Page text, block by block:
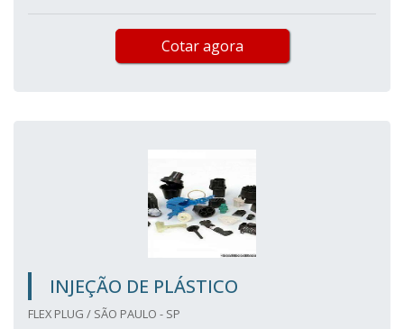
Cotar agora
INJEÇÃO DE PLÁSTICO
FLEX PLUG / SÃO PAULO - SP